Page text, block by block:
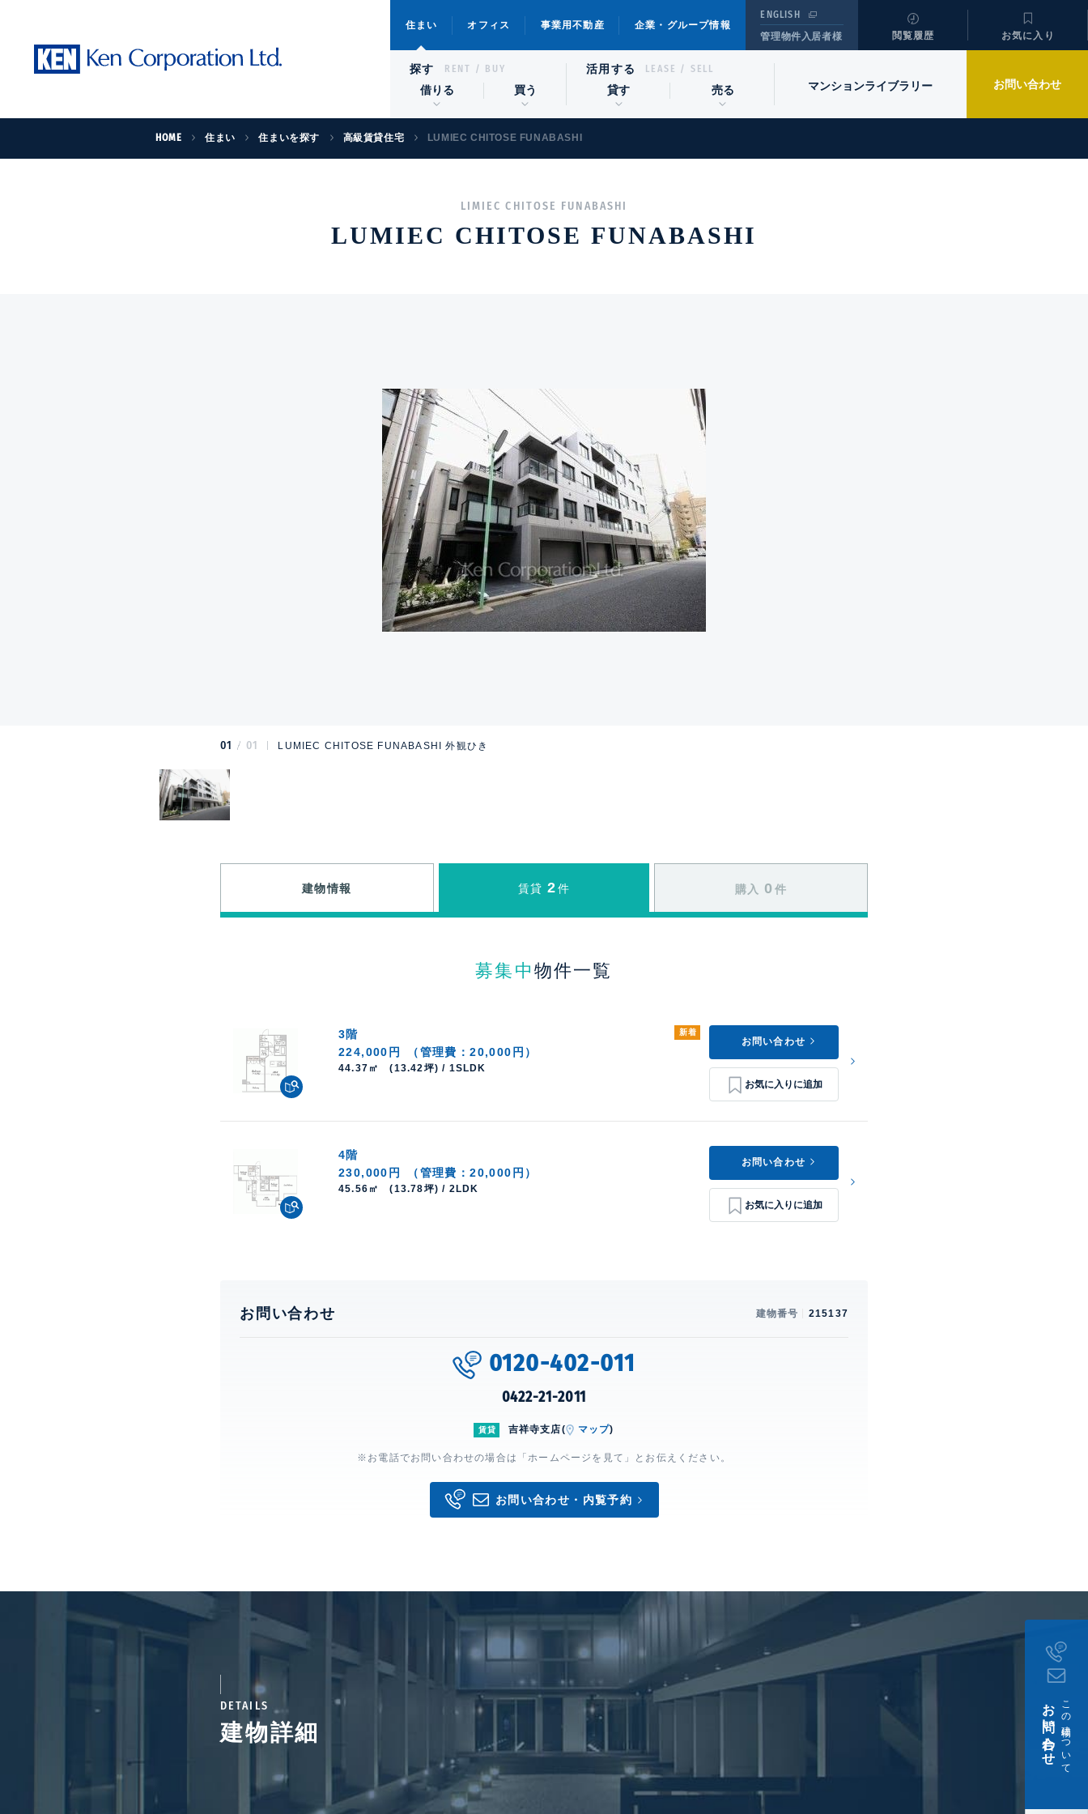
住まい オフィス 事業用不動産 企業・グループ情報
ENGLISH
管理物件入居者様
閲覧履歴 お気に入り
探す RENT / BUY
借りる 買う
活用する LEASE / SELL
貸す 売る マンションライブラリー お問い合わせ
HOME 住まい 住まいを探す 高級賃貸住宅 LUMIEC CHITOSE FUNABASHI
LIMIEC CHITOSE FUNABASHI
LUMIEC CHITOSE FUNABASHI
01 01 LUMIEC CHITOSE FUNABASHI 外観ひき
建物情報 賃貸 2 件 購入 0 件
募集中 物件一覧
新着
3階
224,000円
（管理費：20,000円）
44.37㎡ (13.42坪) / 1SLDK
お問い合わせ
4階
230,000円
（管理費：20,000円）
45.56㎡ (13.78坪) / 2LDK
お問い合わせ
お問い合わせ 建物番号 215137
0120-402-011
0422-21-2011
賃貸 吉祥寺支店( マップ)
※お電話でお問い合わせの場合は「ホームページを見て」とお伝えください。
お問い合わせ・内覧予約
DETAILS
建物詳細 この建物について
お問い合わせ